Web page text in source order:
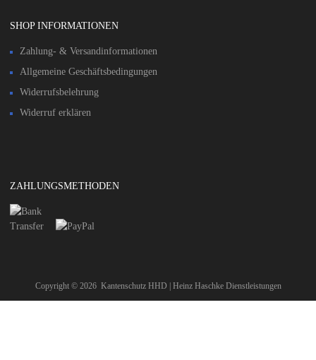
SHOP INFORMATIONEN
Zahlung- & Versandinformationen​
Allgemeine Geschäftsbedingungen
Widerrufsbelehrung
Widerruf erklären
ZAHLUNGSMETHODEN
Copyright © 2026 Kantenschutz HHD | Heinz Haschke Dienstleistungen